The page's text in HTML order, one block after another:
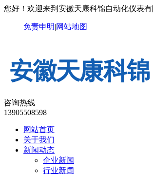
您好！欢迎来到安徽天康科锦自动化仪表有
免责申明|网站地图
咨询热线
13905508598
网站首页
关于我们
新闻动态
企业新闻
行业新闻